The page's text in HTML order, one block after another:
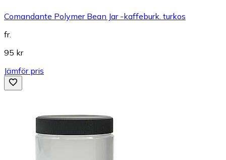
Comandante Polymer Bean Jar -kaffeburk. turkos
fr.
95 kr
Jämför pris